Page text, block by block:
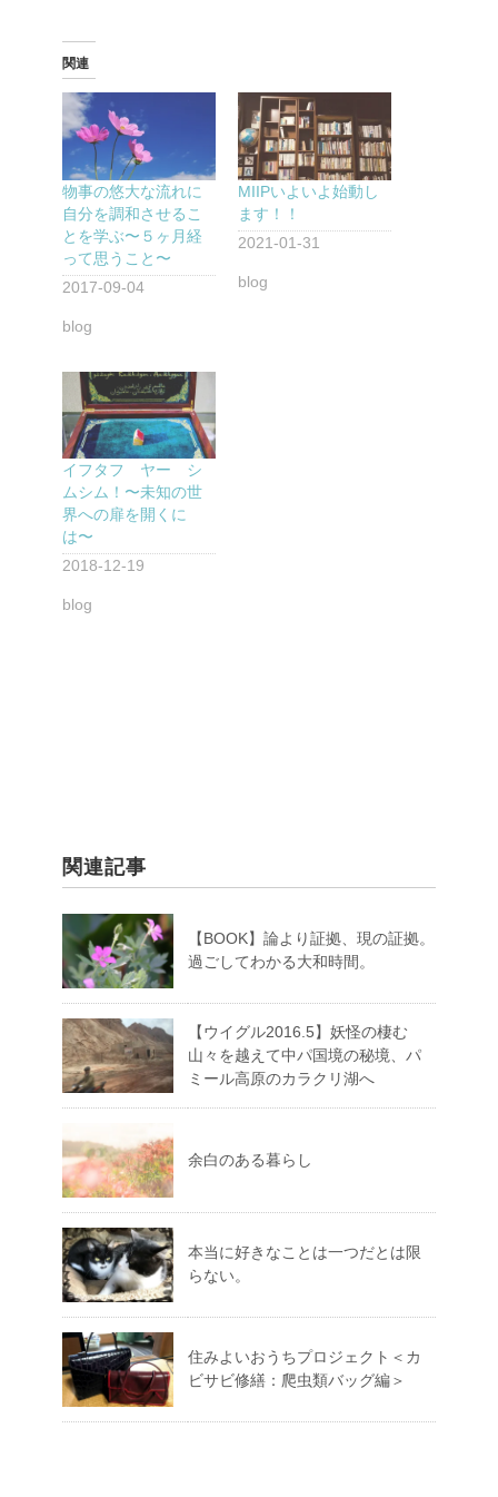
関連
物事の悠大な流れに
自分を調和させるこ
とを学ぶ〜５ヶ月経
って思うこと〜
2017-09-04
blog
MIIPいよいよ始動し
ます！！
2021-01-31
blog
イフタフ ヤー シ
ムシム！〜未知の世
界への扉を開くに
は〜
2018-12-19
blog
関連記事
【BOOK】論より証拠、現の証拠。
過ごしてわかる大和時間。
【ウイグル2016.5】妖怪の棲む
山々を越えて中パ国境の秘境、パ
ミール高原のカラクリ湖へ
余白のある暮らし
本当に好きなことは一つだとは限
らない。
住みよいおうちプロジェクト＜カ
ビサビ修繕：爬虫類バッグ編＞